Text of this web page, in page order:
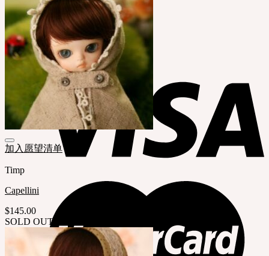
Cart
No products in the cart.
加入愿望清单
Timp
Capellini
$145.00
SOLD OUT